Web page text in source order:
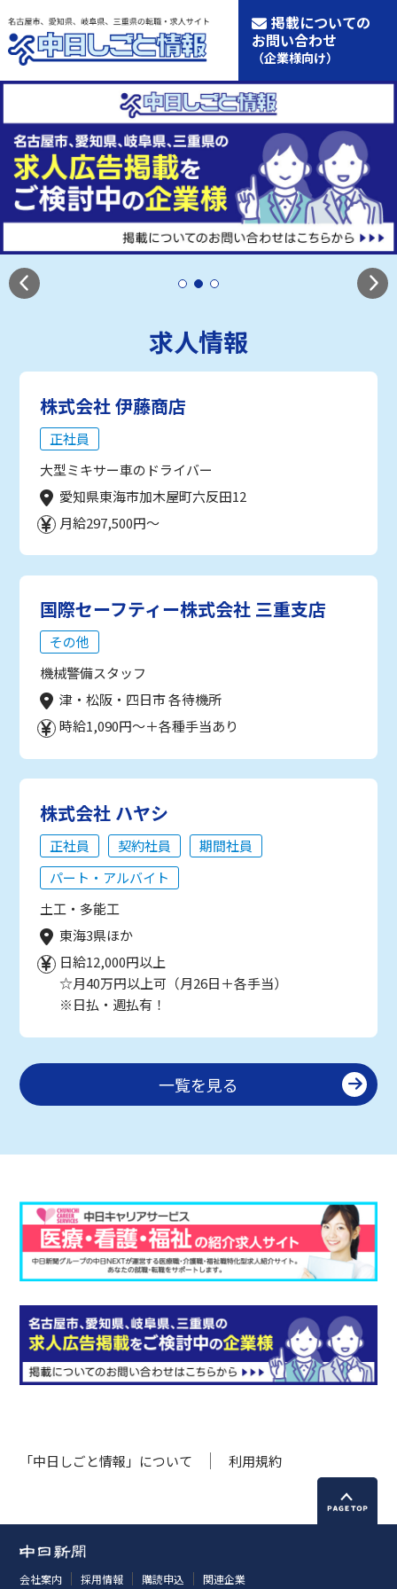
掲載についての
お問い合わせ
（企業様向け）
求人情報
株式会社 伊藤商店
正社員
大型ミキサー車のドライバー
愛知県東海市加木屋町六反田12
月給297,500円～
国際セーフティー株式会社 三重支店
その他
機械警備スタッフ
津・松阪・四日市 各待機所
時給1,090円～＋各種手当あり
株式会社 ハヤシ
正社員 契約社員
期間社員
パート・アルバイト
土工・多能工
東海3県ほか
日給12,000円以上
☆月40万円以上可（月26日＋各手当）
※日払・週払有！
一覧を見る
「中日しごと情報」について 利用規約
会社案内 採用情報 購読申込 関連企業